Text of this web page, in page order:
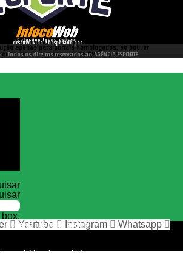
desenvolvido e hospedado por
apenas para portais homologados, se houver
em contato conosco 66 99977 4262
Todos os direitos reservados ao AGÊNCIA ESPORTE
nos siga nas redes sociais
Youtube Instagram Whatsapp
e hospedado por